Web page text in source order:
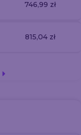
746,99 zł
815,04 zł